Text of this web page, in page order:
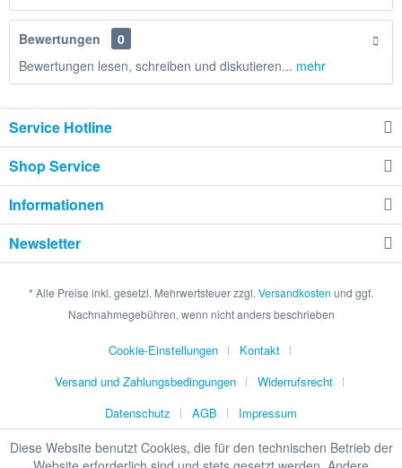
Bewertungen
0
Bewertungen lesen, schreiben und diskutieren... mehr
Service Hotline
Shop Service
Informationen
Newsletter
* Alle Preise inkl. gesetzl. Mehrwertsteuer zzgl. Versandkosten und ggf.
Nachnahmegebühren, wenn nicht anders beschrieben
Cookie-Einstellungen
Kontakt
Versand und Zahlungsbedingungen
Widerrufsrecht
Datenschutz
AGB Impressum
Diese Website benutzt Cookies, die für den technischen Betrieb der